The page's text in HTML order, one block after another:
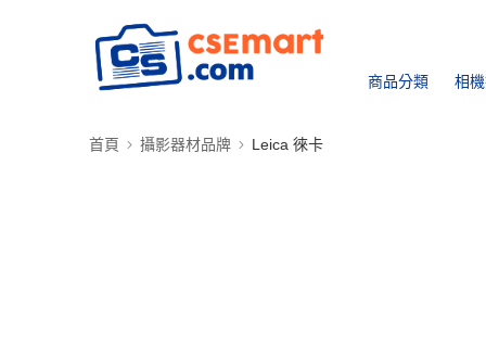
商品分類 相
首頁 攝影器材品牌 Leica 徠卡